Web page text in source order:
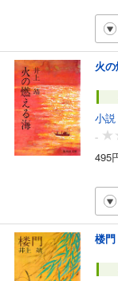
火
小説
-
495
楼門